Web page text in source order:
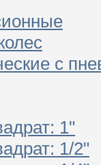
с
1"
1/2"